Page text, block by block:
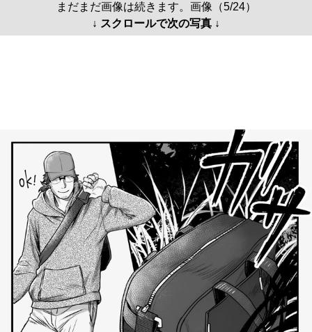
まだまだ画像は続きます。画像（5/24）
↓ スクロールで次の写真 ↓